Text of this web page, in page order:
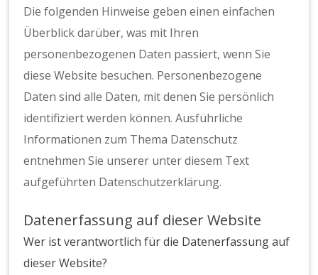
Die folgenden Hinweise geben einen einfachen
Überblick darüber, was mit Ihren
personenbezogenen Daten passiert, wenn Sie
diese Website besuchen. Personenbezogene
Daten sind alle Daten, mit denen Sie persönlich
identifiziert werden können. Ausführliche
Informationen zum Thema Datenschutz
entnehmen Sie unserer unter diesem Text
aufgeführten Datenschutzerklärung.
Datenerfassung auf dieser Website
Wer ist verantwortlich für die Datenerfassung auf
dieser Website?